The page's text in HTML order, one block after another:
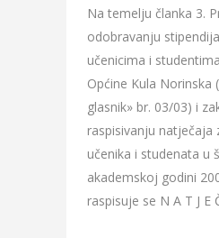
Na temelju članka 3.
odobravanju
učenicima i
Općine Kula Norinska
glasnik» br. 03/03) i
raspisivanju natječaja
učenika i studenata u
akademskoj godini
raspisuje se N A T J E